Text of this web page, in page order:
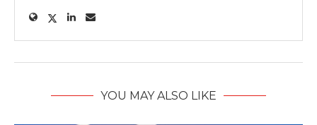
YOU MAY ALSO LIKE